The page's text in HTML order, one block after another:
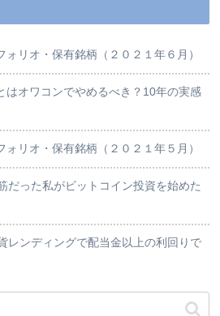
リオ・保有銘柄（２０２１年６月）
はオワコンでやめるべき？10年の実感
リオ・保有銘柄（２０２１年５月）
だった私がビットコイン投資を始めた
レンディングで配当金以上の利回りで